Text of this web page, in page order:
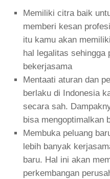
Memiliki citra baik
memberi kesan
itu kamu akan
hal legalitas sehingga
bekerjasama
Mentaati aturan dan
berlaku di Indonesia
secara sah.
bisa mengoptimalkan
Membuka peluang
lebih banyak
baru. Hal ini akan
perkembangan